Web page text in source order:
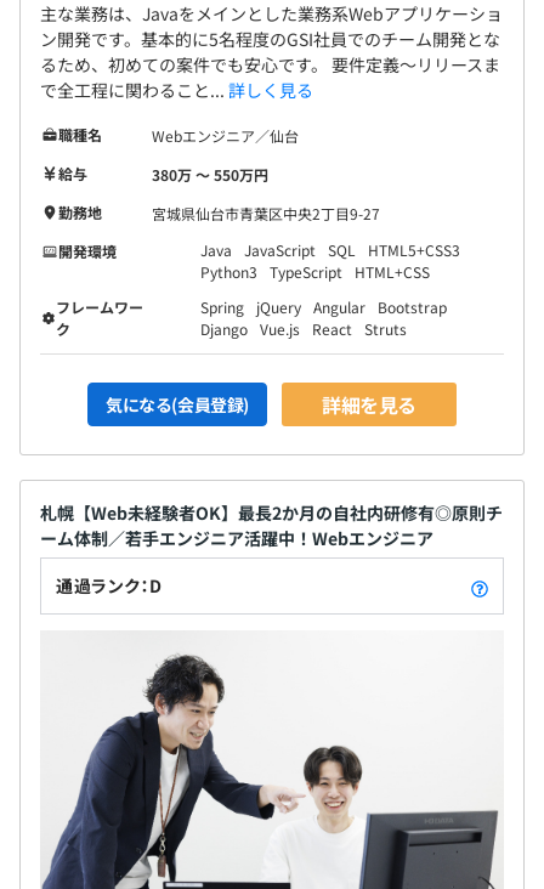
主な業務は、Javaをメインとした業務系Webアプリケーショ
ン開発です。基本的に5名程度のGSI社員でのチーム開発とな
るため、初めての案件でも安心です。 要件定義～リリースま
で全工程に関わること... 詳しく見る
職種名
Webエンジニア／仙台
給与
380万 〜 550万円
勤務地
宮城県仙台市青葉区中央2丁目9-27
開発環境
Java JavaScript SQL
HTML5+CSS3
Python3
TypeScript
HTML+CSS
フレームワー
ク
Spring jQuery Angular
Bootstrap
Django Vue.js React Struts
気になる(会員登録) 詳細を見る
札幌【Web未経験者OK】最長2か月の自社内研修有◎原則チ
ーム体制／若手エンジニア活躍中！Webエンジニア
通過ランク：D